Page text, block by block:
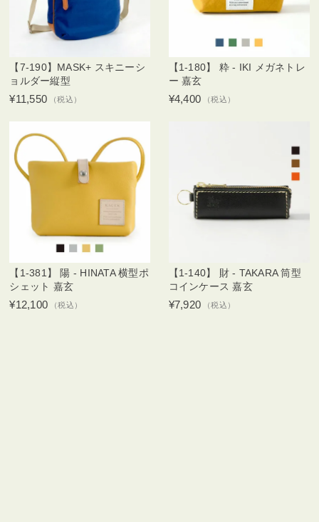
【7-190】MASK+ スキニーシ
ョルダー縦型
¥11,550 （税込）
【1-180】 粋 - IKI メガネトレ
ー 嘉玄
¥4,400 （税込）
【1-381】 陽 - HINATA 横型ポ
シェット 嘉玄
¥12,100 （税込）
【1-140】 財 - TAKARA 筒型
コインケース 嘉玄
¥7,920 （税込）